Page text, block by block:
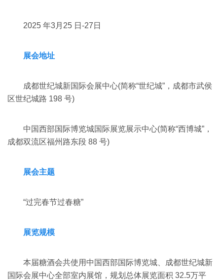
2025 年3月25 日-27日
展会地址
成都世纪城新国际会展中心(简称“世纪城”，成都市武侯
区世纪城路 198 号)
中国西部国际博览城国际展览展示中心(简称“西博城”，
成都双流区福州路东段 88 号)
展会主题
“过完春节过春糖”
展览规模
本届糖酒会共使用中国西部国际博览城、成都世纪城新
国际会展中心全部室内展馆，规划总体展览面积 32.5万平